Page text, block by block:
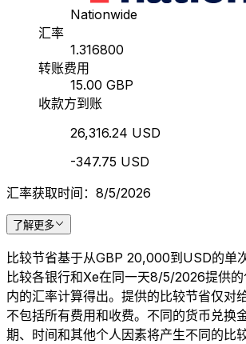
Nationwide
汇率
1.316800
转账费用
15.00 GBP
收款方到账
26,316.24 USD
-347.75 USD
汇率获取时间：8/5/2026
了解更多
比较节省基于从GBP 20,000到USD的单
比较各银行和Xe在同一天8/5/2026提供
内的汇率计算得出。提供的比较节省仅对
不包括所有费用和收费。不同的货币兑换
期、时间和其他个人因素将产生不同的比